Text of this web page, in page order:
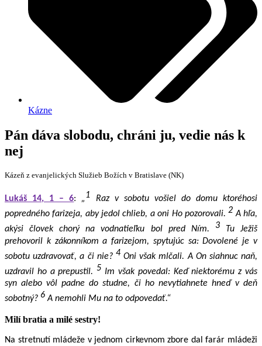
Kázne
Pán dáva slobodu, chráni ju, vedie nás k
nej
Kázeň z evanjelických Služieb Božích v Bratislave (NK)
Lukáš 14, 1 – 6: „1 Raz v sobotu vošiel do domu ktoréhosi
popredného farizeja, aby jedol chlieb, a oni Ho pozorovali.2 A hľa,
akýsi človek chorý na vodnatieľku bol pred Ním. 3Tu Ježiš
prehovoril k zákonníkom a farizejom, spytujúc sa: Dovolené je v
sobotu uzdravovať, a či nie? 4Oni však mlčali. A On siahnuc naň,
uzdravil ho a prepustil.5 Im však povedal: Keď niektorému z vás
syn alebo vôl padne do studne, či ho nevytiahnete hneď v deň
sobotný? 6A nemohli Mu na to odpovedať.“
Milí bratia a milé sestry!
Na stretnutí mládeže v jednom cirkevnom zbore dal farár mládeži